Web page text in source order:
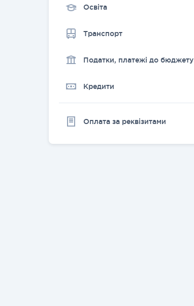
Освіта
Транспорт
Податки, платежі до бюджету
Кредити
Оплата за реквізитами